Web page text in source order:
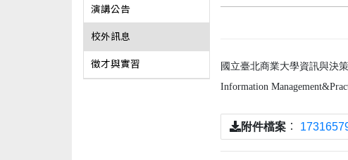
演講公告
校外訊息
徵才與實習
國立臺北商業大學資訊與決
Information
附件檔案 ：